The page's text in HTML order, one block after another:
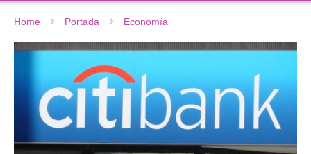
Home Portada Economía